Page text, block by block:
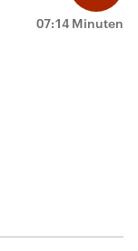
07:14 Minuten